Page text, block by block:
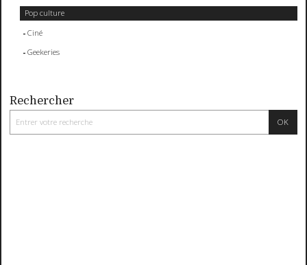
Pop culture
Ciné
Geekeries
Rechercher